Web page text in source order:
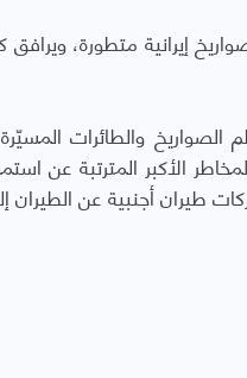
إيرانية متطورة، ويرافق
والطائرات
الأكبر المترتبة عن
طيران أجنبية عن الطيران